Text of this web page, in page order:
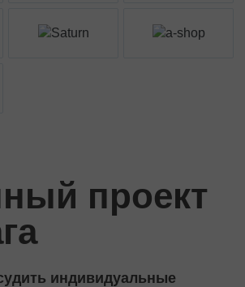
проект
индивидуальные